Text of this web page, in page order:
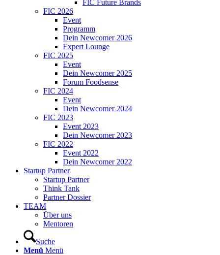
FIC Future Brands
FIC 2026
Event
Programm
Dein Newcomer 2026
Expert Lounge
FIC 2025
Event
Dein Newcomer 2025
Forum Foodsense
FIC 2024
Event
Dein Newcomer 2024
FIC 2023
Event 2023
Dein Newcomer 2023
FIC 2022
Event 2022
Dein Newcomer 2022
Startup Partner
Startup Partner
Think Tank
Partner Dossier
TEAM
Über uns
Mentoren
Suche
Menü Menü